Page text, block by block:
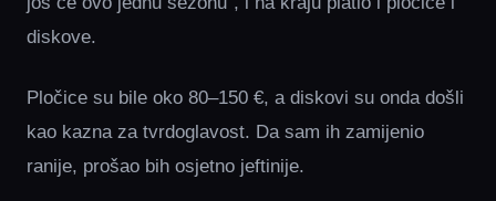
diskove.
Pločice su bile oko 80–150 €, a diskovi su onda došli
kao kazna za tvrdoglavost. Da sam ih zamijenio
ranije, prošao bih osjetno jeftinije.